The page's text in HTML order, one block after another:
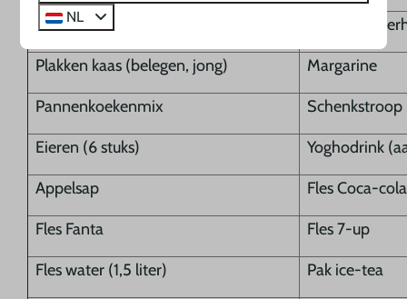
Plakken ham Plakken
Plakken kaas (belegen, jong) Margarine
Pannenkoekenmix Schenkstroop
Eieren (6 stuks) Yoghodrink
Appelsap Fles Coca-cola
Fles Fanta Fles 7-up
Fles water (1,5 liter) Pak ice-tea
NL